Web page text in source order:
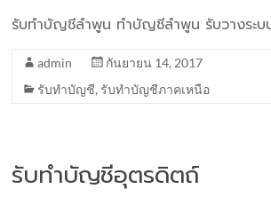
รับทำบัญชีลำพูน ทำบัญชีลำพูน รับวางระบ
admin
กันยายน 14, 2017
รับทำบัญชี, รับทำบัญชีภาคเหนือ
รับทำบัญชีอุตรดิตถ์